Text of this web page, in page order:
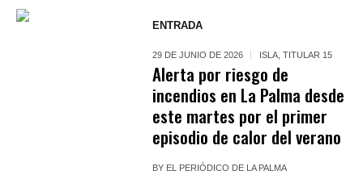
ENTRADA
29 DE JUNIO DE 2026 ISLA ,TITULAR 15
Alerta por riesgo de
incendios en La Palma desde
este martes por el primer
episodio de calor del verano
BY EL PERIÓDICO DE LA PALMA